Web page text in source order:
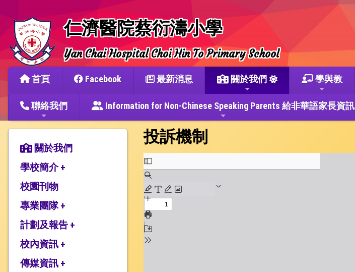
仁濟醫院蔡衍濤小學
Yan Chai Hospital Choi Hin To Primary School
首頁 Facebook 最新消息 關於我們 學與教
聯絡我們 Information for Non-Chinese Speaking Parents 給非華語家長資訊
關於我們
學校簡介 +
辦學宗旨與簡史
仁濟教育簡介
本校捐建人介紹
校監的話
校園刊物
專業團隊 +
教師團隊
行政架構
計劃及報告 +
2025-2026年度計劃
2024-2025年度報告
校內資訊 +
學校設施
傳媒資訊 +
投訴機制